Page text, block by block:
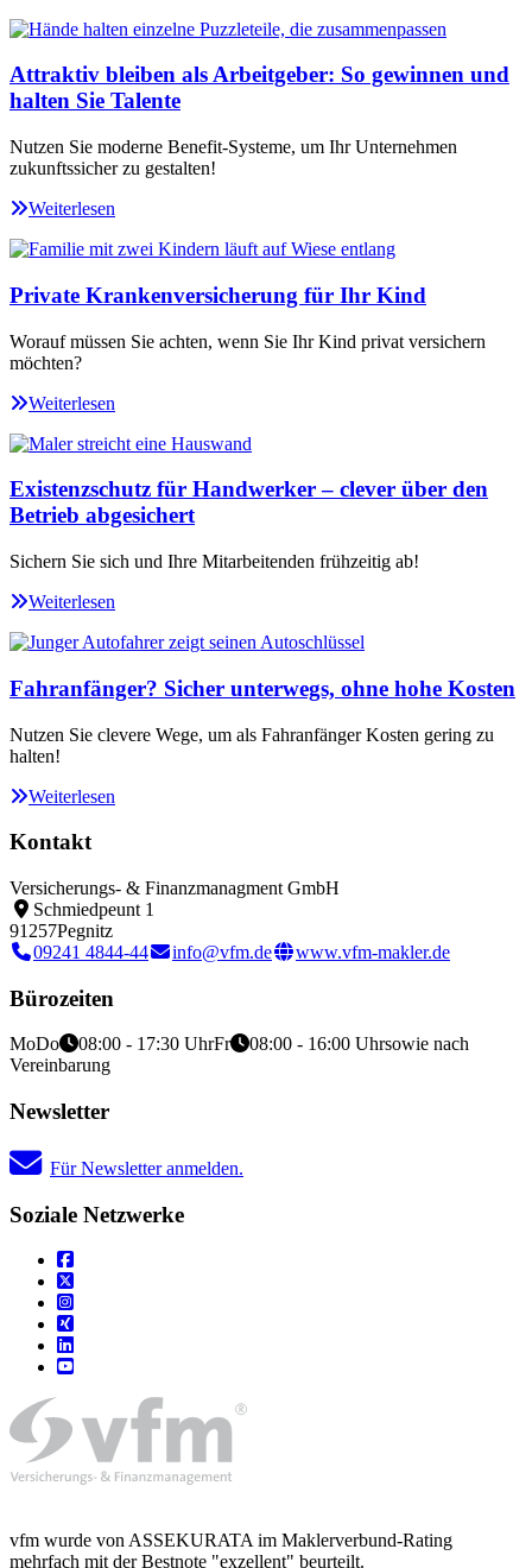
Attraktiv bleiben als Arbeitgeber: So gewinnen und
halten Sie Talente
Nutzen Sie moderne Benefit-Systeme, um Ihr Unternehmen
zukunftssicher zu gestalten!
Weiterlesen
Private Krankenversicherung für Ihr Kind
Worauf müssen Sie achten, wenn Sie Ihr Kind privat versichern
möchten?
Weiterlesen
Existenzschutz für Handwerker – clever über den
Betrieb abgesichert
Sichern Sie sich und Ihre Mitarbeitenden frühzeitig ab!
Weiterlesen
Fahranfänger? Sicher unterwegs, ohne hohe Kosten
Nutzen Sie clevere Wege, um als Fahranfänger Kosten gering zu
halten!
Weiterlesen
Kontakt
Versicherungs- & Finanzmanagment GmbH
Schmiedpeunt 1
91257Pegnitz
09241 4844-44
info@vfm.de www.vfm-makler.de
Bürozeiten
MoDo 08:00 - 17:30 UhrFr 08:00 - 16:00 Uhrsowie nach
Vereinbarung
Newsletter
Für Newsletter anmelden.
Soziale Netzwerke
vfm wurde von ASSEKURATA im Maklerverbund-Rating
mehrfach mit der Bestnote "exzellent" beurteilt.